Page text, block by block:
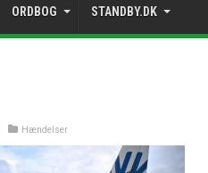
ORDBOG STANDBY.DK
Hændelser